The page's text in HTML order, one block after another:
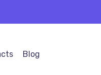
Blog